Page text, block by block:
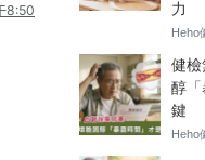
8:50